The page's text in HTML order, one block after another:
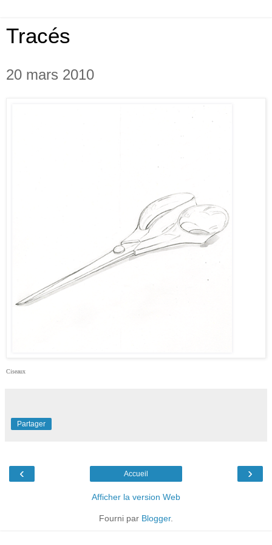
Tracés
20 mars 2010
Ciseaux
Partager
‹ ›
Accueil
Afficher la version Web
Fourni par Blogger.